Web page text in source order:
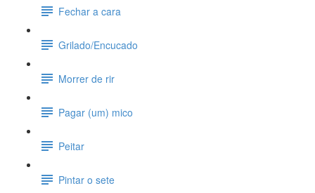
Fechar a cara
Grilado/Encucado
Morrer de rir
Pagar (um) mico
Peitar
Pintar o sete